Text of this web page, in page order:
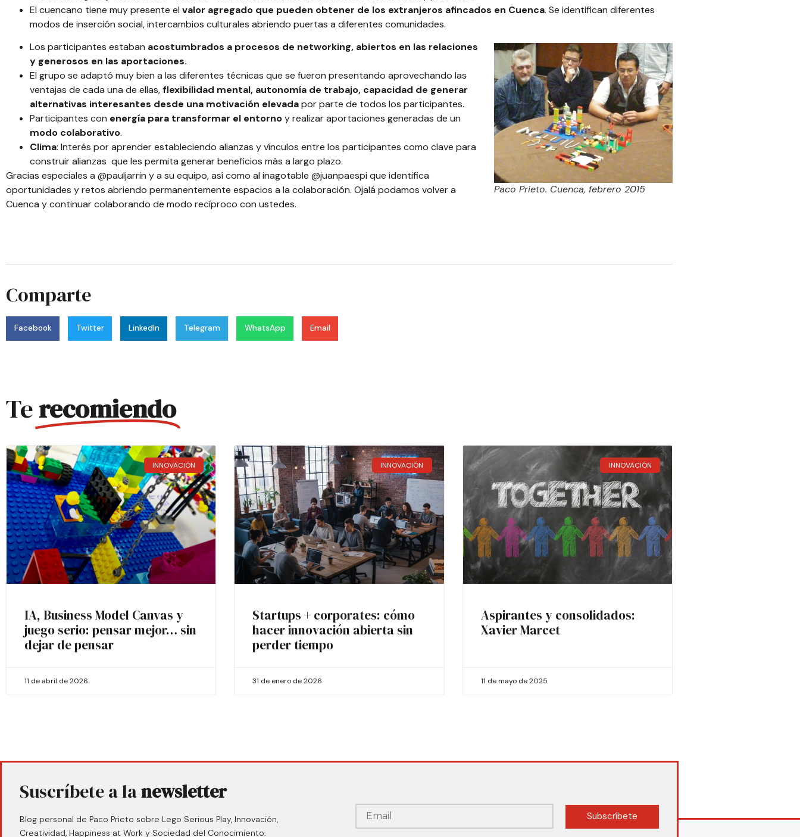
El cuencano tiene muy presente el valor agregado que pueden obtener de los extranjeros afincados en Cuenca. Se identifican diferentes
modos de inserción social, intercambios culturales abriendo puertas a diferentes comunidades.
Paco Prieto. Cuenca, febrero 2015
Los participantes estaban acostumbrados a procesos de networking, abiertos en las relaciones
y generosos en las aportaciones.
El grupo se adaptó muy bien a las diferentes técnicas que se fueron presentando aprovechando las
ventajas de cada una de ellas,flexibilidad mental, autonomía de trabajo, capacidad de generar
alternativas interesantes desde una motivación elevadapor parte de todos los participantes.
Participantes con energía para transformar el entornoy realizar aportaciones generadas de un
modo colaborativo.
Clima: Interés por aprender estableciendo alianzas y vínculos entre los participantes como clave para
construir alianzas que les permita generar beneficios más a largo plazo.
Gracias especiales a @pauljarrin y a su equipo, así como al inagotable @juanpaespi que identifica
oportunidades y retos abriendo permanentemente espacios a la colaboración. Ojalá podamos volver a
Cuenca y continuar colaborando de modo recíproco con ustedes.
Comparte
Facebook Twitter LinkedIn Telegram WhatsApp Email
Terecomiendo
INNOVACIÓN
IA, Business Model Canvas y
juego serio: pensar mejor… sin
dejar de pensar
11 de abril de 2026
INNOVACIÓN
Startups + corporates: cómo
hacer innovación abierta sin
perder tiempo
31 de enero de 2026
INNOVACIÓN
Aspirantes y consolidados:
Xavier Marcet
11 de mayo de 2025
Suscríbete a lanewsletter
Blog personal de Paco Prieto sobre Lego Serious Play, Innovación,
Creatividad, Happiness at Work y Sociedad del Conocimiento.
Subscríbete